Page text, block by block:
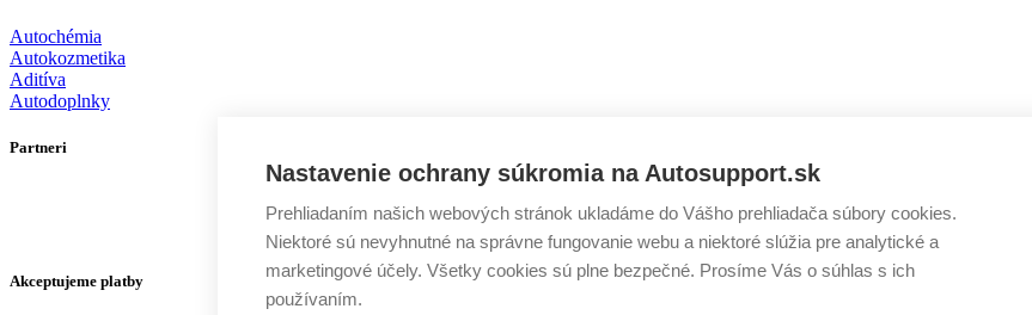
Autochémia
Autokozmetika
Aditíva
Autodoplnky
Partneri
Akceptujeme platby
Nastavenie ochrany súkromia na Autosupport.sk
Prehliadaním našich webových stránok ukladáme do Vášho prehliadača súbory cookies.
Niektoré sú nevyhnutné na správne fungovanie webu a niektoré slúžia pre analytické a
marketingové účely. Všetky cookies sú plne bezpečné. Prosíme Vás o súhlas s ich
používaním.